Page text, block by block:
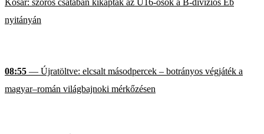
Kosár: szoros csatában kikaptak az U16-osok a B-divíziós Eb
nyitányán
08:55 — Újratöltve: elcsalt másodpercek – botrányos végjáték a
magyar–román világbajnoki mérkőzésen